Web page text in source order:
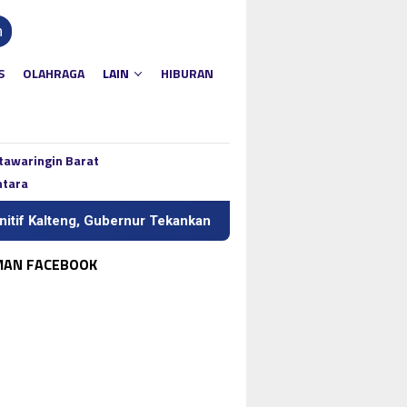
OLAHRAGA LAIN HIBURAN
Barat
Tekankan Kerja Keras dan Kolaborasi
FACEBOOK